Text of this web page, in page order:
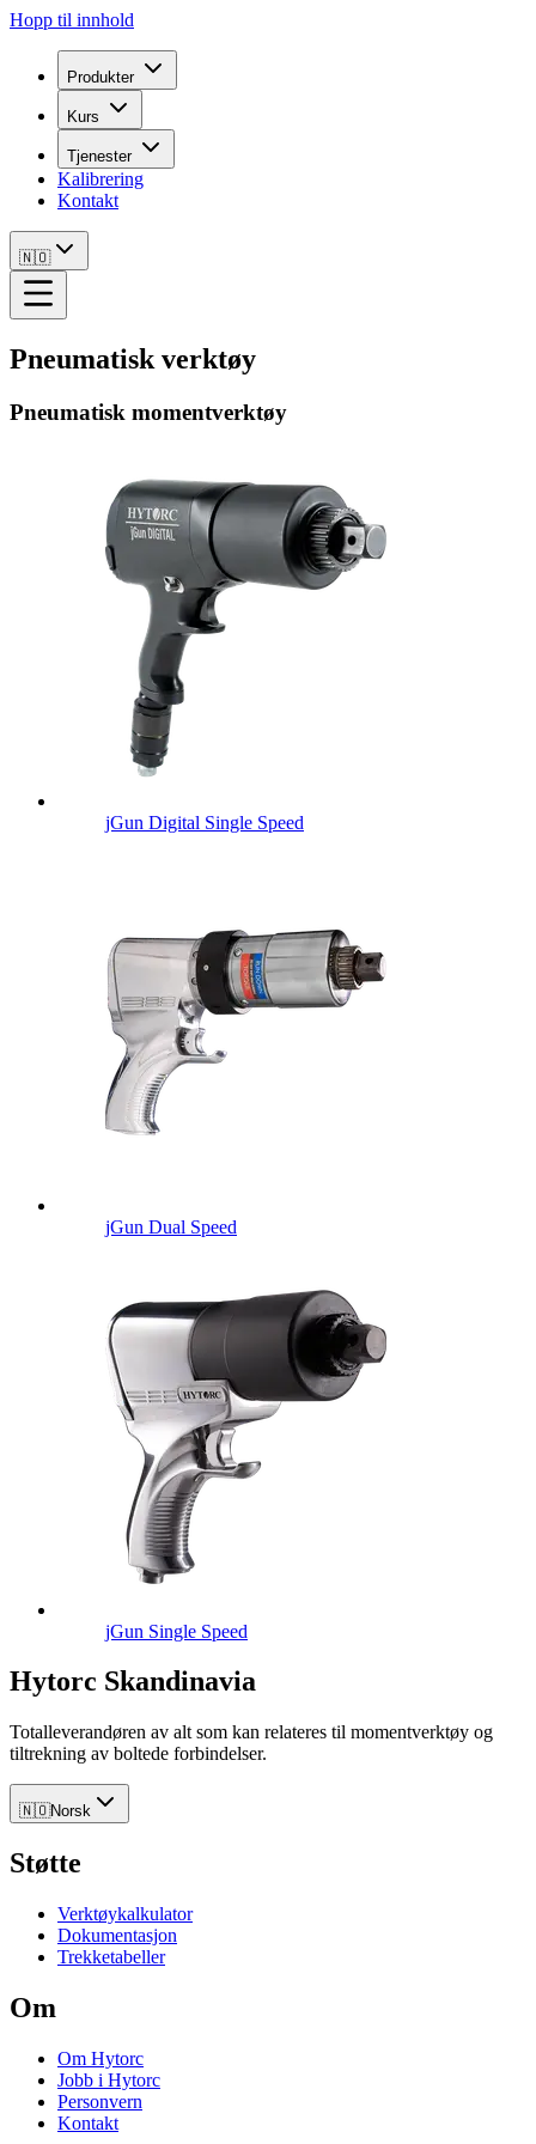
Hopp til innhold
Produkter
Kurs
Tjenester
Kalibrering
Kontakt
🇳🇴
Pneumatisk verktøy
Pneumatisk momentverktøy
jGun Digital Single Speed
jGun Dual Speed
jGun Single Speed
Hytorc Skandinavia
Totalleverandøren av alt som kan relateres til momentverktøy og
tiltrekning av boltede forbindelser.
🇳🇴Norsk
Støtte
Verktøykalkulator
Dokumentasjon
Trekketabeller
Om
Om Hytorc
Jobb i Hytorc
Personvern
Kontakt